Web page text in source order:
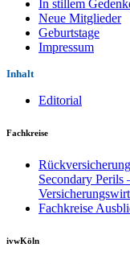
In stillem
Neue Mitglieder
Geburtstage
Impressum
Inhalt
Editorial
Fachkreise
Secondary Perils
Fachkreise
ivwKöln